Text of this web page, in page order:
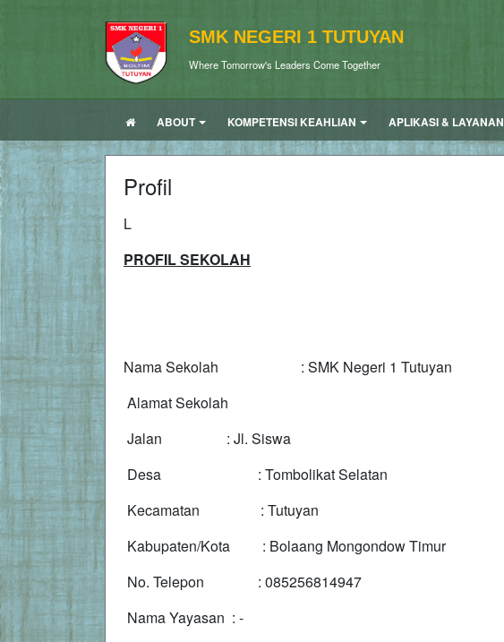
SMK NEGERI 1 TUTUYAN
Where Tomorrow's Leaders Come Together
ABOUT KOMPETENSI KEAHLIAN APLIKASI & LAYANAN
Profil
L
PROFIL SEKOLAH
Nama Sekolah : SMK Negeri 1 Tutuyan
Alamat Sekolah
Jalan : Jl. Siswa
Desa : Tombolikat Selatan
Kecamatan : Tutuyan
Kabupaten/Kota : Bolaang Mongondow Timur
No. Telepon : 085256814947
Nama Yayasan : -